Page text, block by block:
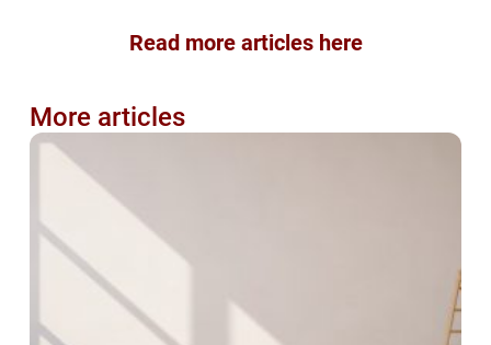
Read more articles here
More articles